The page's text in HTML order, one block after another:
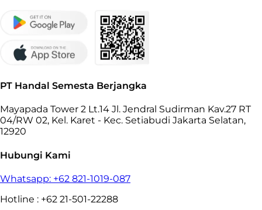
PT Handal Semesta Berjangka
Mayapada Tower 2 Lt.14 Jl. Jendral Sudirman Kav.27 RT
04/RW 02, Kel. Karet - Kec. Setiabudi Jakarta Selatan,
12920
Hubungi Kami
Whatsapp: +62 821-1019-087
Hotline : +62 21-501-22288